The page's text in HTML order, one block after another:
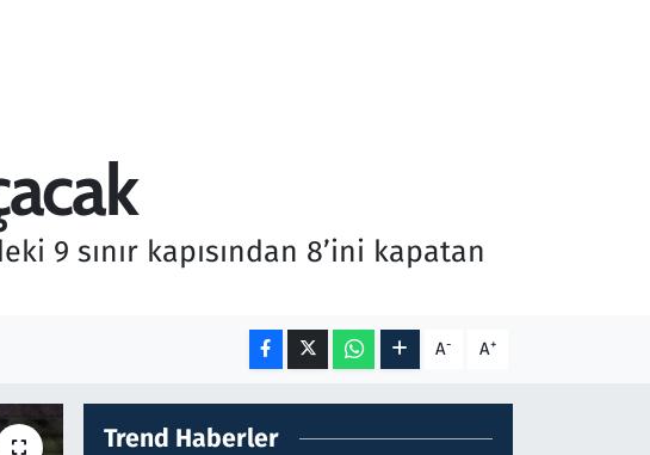
9 sınır kapısından 8’ini kapatan
A- A+
Trend Haberler